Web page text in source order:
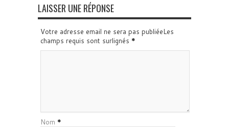
LAISSER UNE RÉPONSE
Votre adresse email ne sera pas publiéeLes
champs requis sont surlignés *
Nom *